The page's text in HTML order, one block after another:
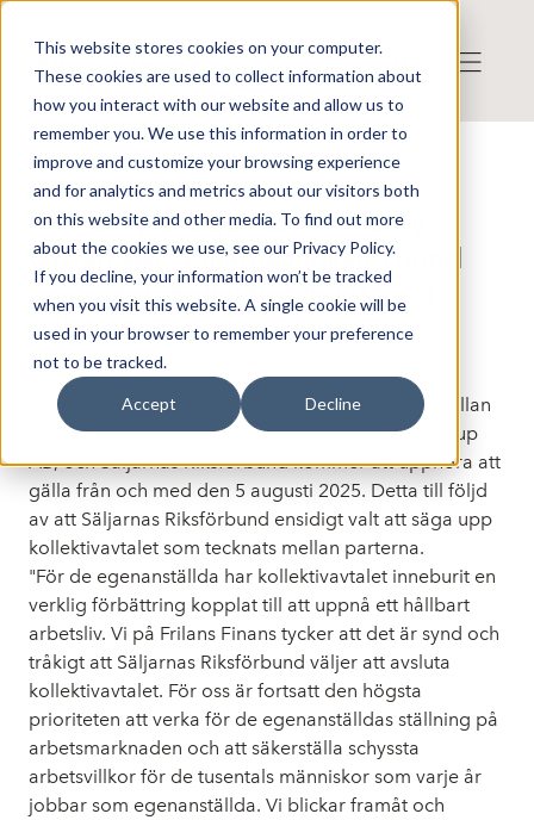
This website stores cookies on your computer.
These cookies are used to collect information about
how you interact with our website and allow us to
remember you. We use this information in order to
improve and customize your browsing experience
and for analytics and metrics about our visitors both
on this website and other media. To find out more
about the cookies we use, see our Privacy Policy.
If you decline, your information won’t be tracked
when you visit this website. A single cookie will be
used in your browser to remember your preference
not to be tracked.
Accept Decline
Press release from Companies
Publicerat: 2025-04-25 07:20:00
Invoicery Group AB: Invoicery
Group AB: Säljarnas Riksförbund
säger upp kollektivavtalet med
Frilans Finans Sverige AB
Kollektivavtalet som tecknats den 1 mars 2022 mellan
Frilans Finans Sverige AB, en del av Invoicery Group
AB, och Säljarnas Riksförbund kommer att upphöra att
gälla från och med den 5 augusti 2025. Detta till följd
av att Säljarnas Riksförbund ensidigt valt att säga upp
kollektivavtalet som tecknats mellan parterna.
"För de egenanställda har kollektivavtalet inneburit en
verklig förbättring kopplat till att uppnå ett hållbart
arbetsliv. Vi på Frilans Finans tycker att det är synd och
tråkigt att Säljarnas Riksförbund väljer att avsluta
kollektivavtalet. För oss är fortsatt den högsta
prioriteten att verka för de egenanställdas ställning på
arbetsmarknaden och att säkerställa schyssta
arbetsvillkor för de tusentals människor som varje år
jobbar som egenanställda. Vi blickar framåt och